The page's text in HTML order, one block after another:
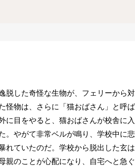
した奇怪な生物が、フェリーから
物は、さらに「猫おばさん」と呼
に目をやると、猫おばさんが校舎に
やがて非常ベルが鳴り、学校中に
ていたのだ。学校から脱出した玄
のことが心配になり、自宅へと急